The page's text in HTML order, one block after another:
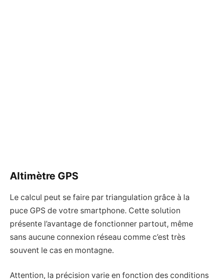
Altimètre GPS
Le calcul peut se faire par triangulation grâce à la
puce GPS de votre smartphone. Cette solution
présente l’avantage de fonctionner partout, même
sans aucune connexion réseau comme c’est très
souvent le cas en montagne.
Attention, la précision varie en fonction des conditions